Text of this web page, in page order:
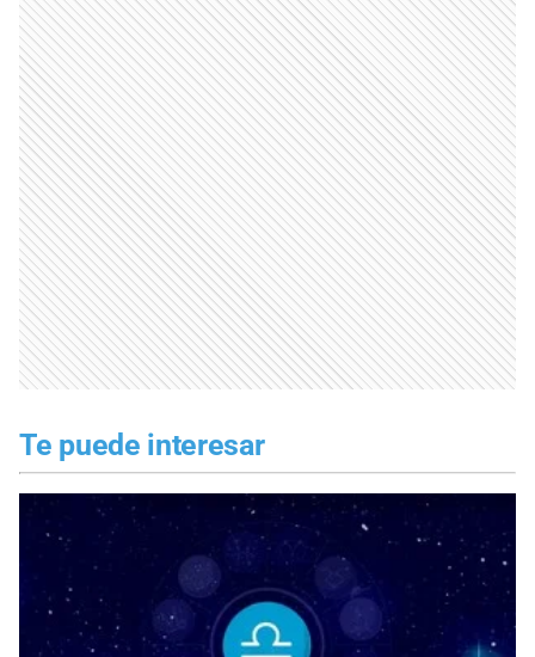
Te puede interesar